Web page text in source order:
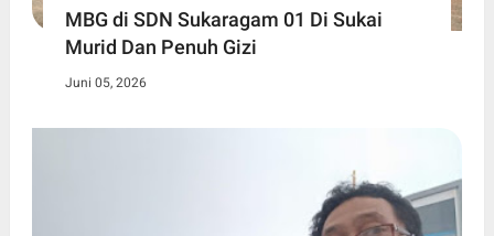
MBG di SDN Sukaragam 01 Di Sukai
Murid Dan Penuh Gizi
Juni 05, 2026